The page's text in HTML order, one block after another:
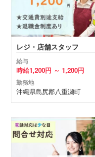
レジ・店舗スタッフ
給与
時給1,200円 ～ 1,200円
勤務地
沖縄県島尻郡八重瀬町